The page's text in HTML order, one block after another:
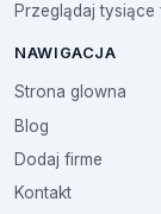
Przeglądaj
NAWIGACJA
Strona glowna
Blog
Dodaj firme
Kontakt